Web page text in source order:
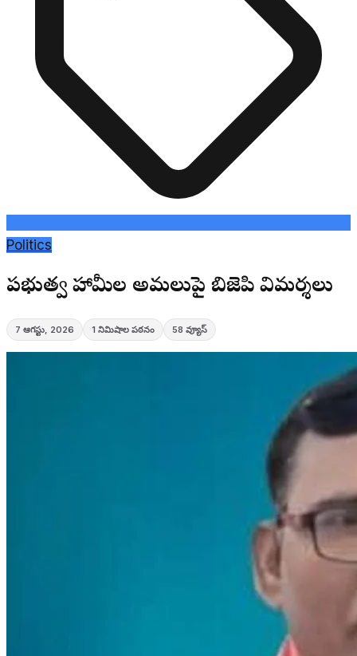
Politics
ప్రభుత్వ హామీల అమలుపై బిజెపి విమర్శలు
7 ఆగస్టు, 2026 1 నిమిషాల పఠనం 58 వ్యూస్